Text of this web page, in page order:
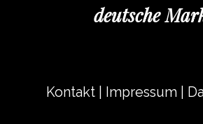
deutsche
Kontakt Impressum